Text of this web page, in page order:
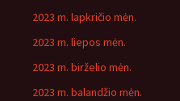
2023 m. lapkričio mėn.
2023 m. liepos mėn.
2023 m. birželio mėn.
2023 m. balandžio mėn.